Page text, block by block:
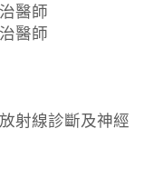
醫師
醫師
射線診斷及神經